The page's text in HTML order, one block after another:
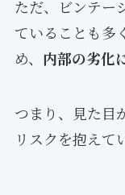
ただ、ビンテー
ていることも多
め、 内部の劣化
つまり、見た目
リスクを抱えて